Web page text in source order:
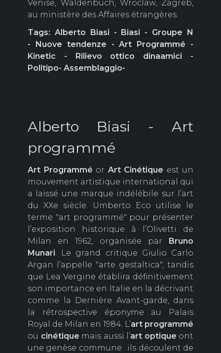
Venise, Waldenbuch, Wroclaw, Zagreb,
au ministère des Affaires étrangères.
Tags: Alberto Biasi - Biasi - Groupe N
- Nuove tendenze - Art Programmé -
Kinetic - Rilievo ottico dinaamici -
Politipo- Assemblaggio-
Alberto Biasi - Art
programmé
Art Programmé or Art Cinétique est un
mouvement artistique international qui
a laissé une marque indélébile sur l’art
du XXe siècle. Umberto Eco utilise le
terme "art programmé" pour présenter
l’exposition historique à l’Olivetti de
Milan en 1962, organisée par
Bruno
Munari. Le grand critique Giulio Carlo
Argan l’appelle "arte gestaltica", tandis
que Lea Vergine établira définitivement
son importance en Italie en la décrivant
comme la Dernière Avant-garde, dans
la rétrospective éponyme au Palais
Royal de Milan en 1984. L’art programmé
ou cinétique mais aussi l’art optique ont
une genèse commune : ils découlent de